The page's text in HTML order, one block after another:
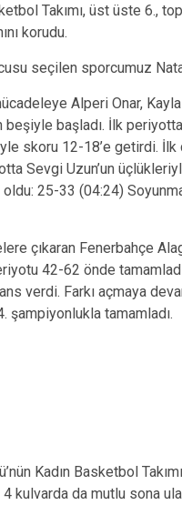
Takımı, üst üste 6.,
korudu.
seçilen sporcumuz
Alperi Onar,
başladı. İlk periyotta
skoru 12-18’e getirdi.
Sevgi Uzun’un
25-33 (04:24)
çıkaran Fenerbahçe
42-62 önde
verdi. Farkı açmaya
şampiyonlukla tamamladı.
Kadın Basketbol
da mutlu sona